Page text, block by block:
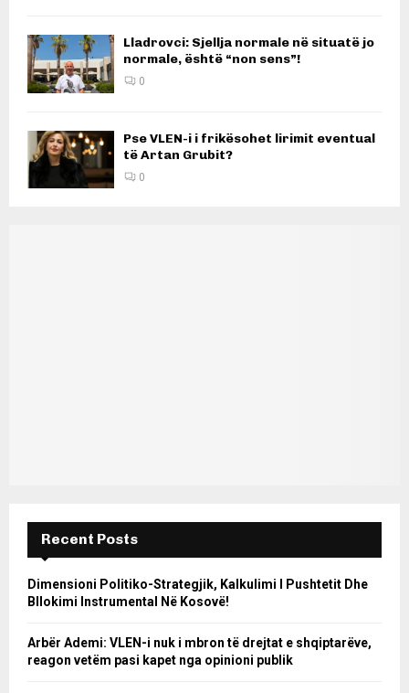
Lladrovci: Sjellja normale në situatë jo
normale, është “non sens”!
0
Pse VLEN-i i frikësohet lirimit eventual
të Artan Grubit?
0
Recent Posts
Dimensioni Politiko-Strategjik, Kalkulimi I Pushtetit Dhe
Bllokimi Instrumental Në Kosovë!
Arbër Ademi: VLEN-i nuk i mbron të drejtat e shqiptarëve,
reagon vetëm pasi kapet nga opinioni publik